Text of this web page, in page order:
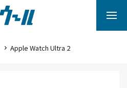
Apple Watch Ultra 2